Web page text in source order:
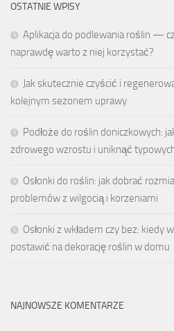
OSTATNIE WPISY
Aplikacja do podlewania roślin —
naprawdę warto z niej korzystać?
Jak skutecznie czyścić i
kolejnym sezonem uprawy
Podłoże do roślin doniczkowych:
zdrowego wzrostu i uniknąć
Osłonki do roślin: jak dobrać
problemów z wilgocią i korzeniami
Osłonki z wkładem czy bez: kiedy
postawić na dekorację roślin w domu
NAJNOWSZE KOMENTARZE